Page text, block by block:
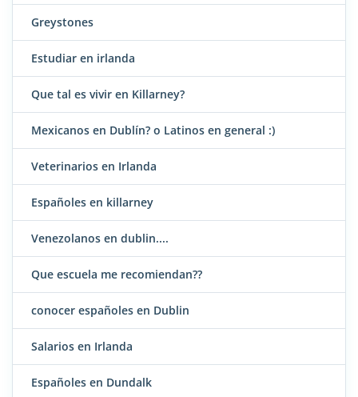
Greystones
Estudiar en irlanda
Que tal es vivir en Killarney?
Mexicanos en Dublín? o Latinos en general :)
Veterinarios en Irlanda
Españoles en killarney
Venezolanos en dublin....
Que escuela me recomiendan??
conocer españoles en Dublin
Salarios en Irlanda
Españoles en Dundalk